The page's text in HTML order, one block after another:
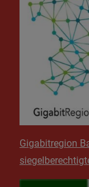
Gigabitregion